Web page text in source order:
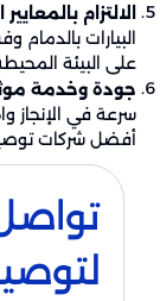
الالتزام بالمعايير
البيارات بالدمام
على البيئة
جودة وخدمة
سرعة في الإنجاز
أفضل شركات توصيل